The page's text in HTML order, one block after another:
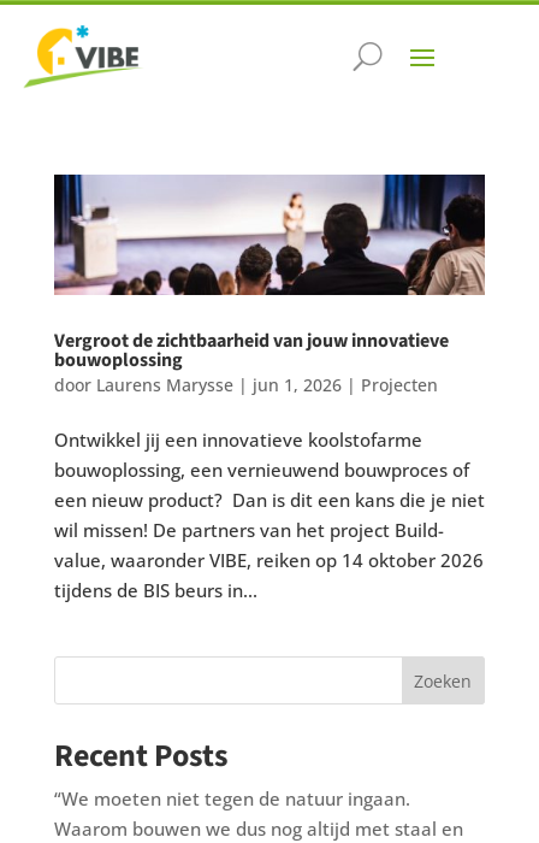
Vergroot de zichtbaarheid van jouw innovatieve
bouwoplossing
door Laurens Marysse| jun 1, 2026| Projecten
Ontwikkel jij een innovatieve koolstofarme
bouwoplossing, een vernieuwend bouwproces of
een nieuw product? Dan is dit een kans die je niet
wil missen! De partners van het project Build-
value, waaronder VIBE, reiken op 14 oktober 2026
tijdens de BIS beurs in...
Zoeken
Recent Posts
“We moeten niet tegen de natuur ingaan.
Waarom bouwen we dus nog altijd met staal en